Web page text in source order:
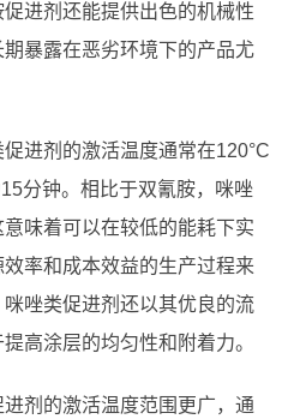
进剂还能提供出色的机械性
暴露在恶劣环境下的产品尤
进剂的激活温度通常在120°C
分钟。相比于双氰胺，咪唑
味着可以在较低的能耗下实
率和成本效益的生产过程来
唑类促进剂还以其优良的流
高涂层的均匀性和附着力。
剂的激活温度范围更广，通